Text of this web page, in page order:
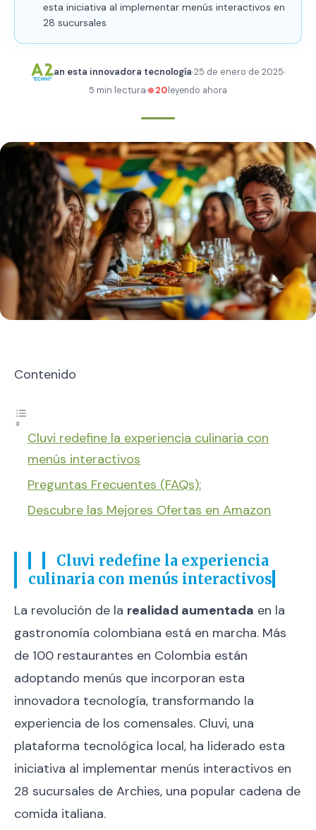
esta iniciativa al implementar menús interactivos en
28 sucursales
an esta innovadora tecnología 25 de enero de 2025
5 min lectura
20 leyendo ahora
Contenido
Cluvi redefine la experiencia culinaria con
menús interactivos
Preguntas Frecuentes (FAQs):
Descubre las Mejores Ofertas en Amazon
Cluvi redefine la experiencia
culinaria con menús interactivos
La revolución de la realidad aumentada en la
gastronomía colombiana está en marcha. Más
de 100 restaurantes en Colombia están
adoptando menús que incorporan esta
innovadora tecnología, transformando la
experiencia de los comensales. Cluvi, una
plataforma tecnológica local, ha liderado esta
iniciativa al implementar menús interactivos en
28 sucursales de Archies, una popular cadena de
comida italiana.